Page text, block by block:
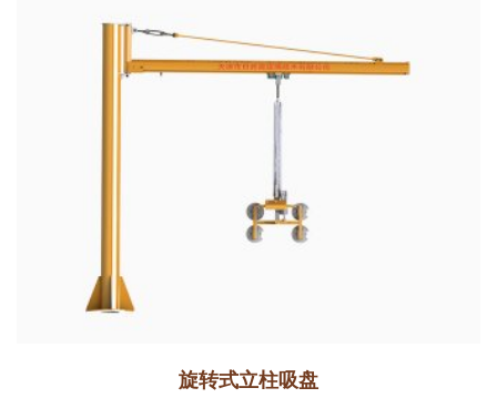
旋转式立柱吸盘